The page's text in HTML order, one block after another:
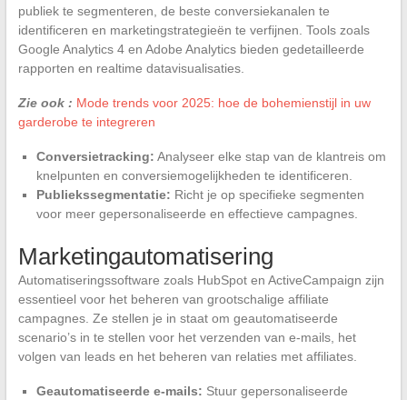
publiek te segmenteren, de beste conversiekanalen te
identificeren en marketingstrategieën te verfijnen. Tools zoals
Google Analytics 4 en Adobe Analytics bieden gedetailleerde
rapporten en realtime datavisualisaties.
Zie ook : Mode trends voor 2025: hoe de bohemienstijl in uw
garderobe te integreren
Conversietracking: Analyseer elke stap van de klantreis om
knelpunten en conversiemogelijkheden te identificeren.
Publiekssegmentatie: Richt je op specifieke segmenten
voor meer gepersonaliseerde en effectieve campagnes.
Marketingautomatisering
Automatiseringssoftware zoals HubSpot en ActiveCampaign zijn
essentieel voor het beheren van grootschalige affiliate
campagnes. Ze stellen je in staat om geautomatiseerde
scenario’s in te stellen voor het verzenden van e-mails, het
volgen van leads en het beheren van relaties met affiliates.
Geautomatiseerde e-mails: Stuur gepersonaliseerde